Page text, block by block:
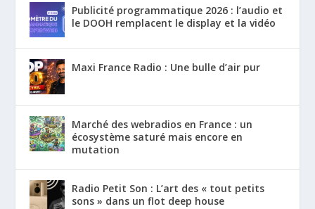
Publicité programmatique 2026 : l’audio et
le DOOH remplacent le display et la vidéo
Maxi France Radio : Une bulle d’air pur
Marché des webradios en France : un
écosystème saturé mais encore en
mutation
Radio Petit Son : L’art des « tout petits
sons » dans un flot deep house